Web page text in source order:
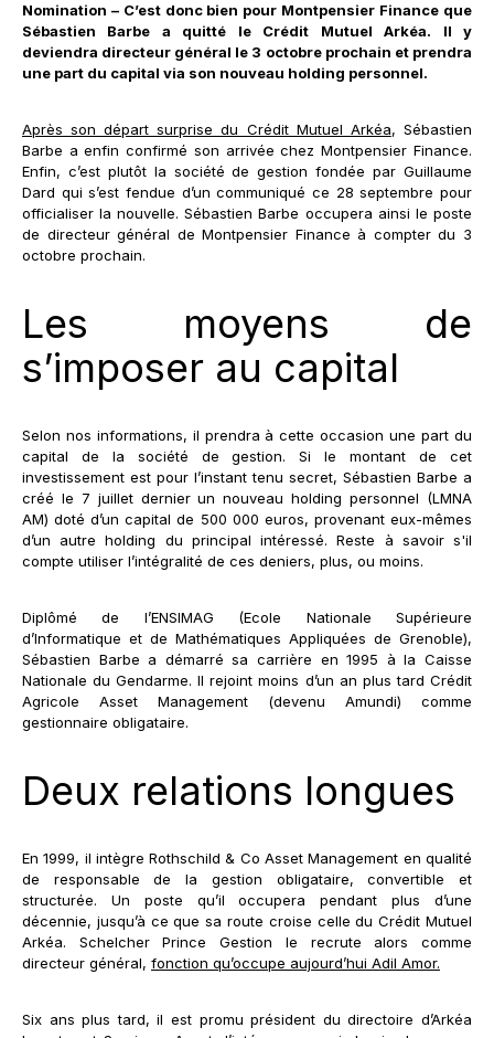
Nomination – C’est donc bien pour Montpensier Finance que
Sébastien Barbe a quitté le Crédit Mutuel Arkéa. Il y
deviendra directeur général le 3 octobre prochain et prendra
une part du capital via son nouveau holding personnel.
Après son départ surprise du Crédit Mutuel Arkéa, Sébastien
Barbe a enfin confirmé son arrivée chez Montpensier Finance.
Enfin, c’est plutôt la société de gestion fondée par Guillaume
Dard qui s’est fendue d’un communiqué ce 28 septembre pour
officialiser la nouvelle. Sébastien Barbe occupera ainsi le poste
de directeur général de Montpensier Finance à compter du 3
octobre prochain.
Les moyens de
s’imposer au capital
Selon nos informations, il prendra à cette occasion une part du
capital de la société de gestion. Si le montant de cet
investissement est pour l’instant tenu secret, Sébastien Barbe a
créé le 7 juillet dernier un nouveau holding personnel (LMNA
AM) doté d’un capital de 500 000 euros, provenant eux-mêmes
d’un autre holding du principal intéressé. Reste à savoir s'il
compte utiliser l’intégralité de ces deniers, plus, ou moins.
Diplômé de l’ENSIMAG (Ecole Nationale Supérieure
d’Informatique et de Mathématiques Appliquées de Grenoble),
Sébastien Barbe a démarré sa carrière en 1995 à la Caisse
Nationale du Gendarme. Il rejoint moins d’un an plus tard Crédit
Agricole Asset Management (devenu Amundi) comme
gestionnaire obligataire.
Deux relations longues
En 1999, il intègre Rothschild & Co Asset Management en qualité
de responsable de la gestion obligataire, convertible et
structurée. Un poste qu’il occupera pendant plus d’une
décennie, jusqu’à ce que sa route croise celle du Crédit Mutuel
Arkéa. Schelcher Prince Gestion le recrute alors comme
directeur général, fonction qu’occupe aujourd’hui Adil Amor.
Six ans plus tard, il est promu président du directoire d’Arkéa